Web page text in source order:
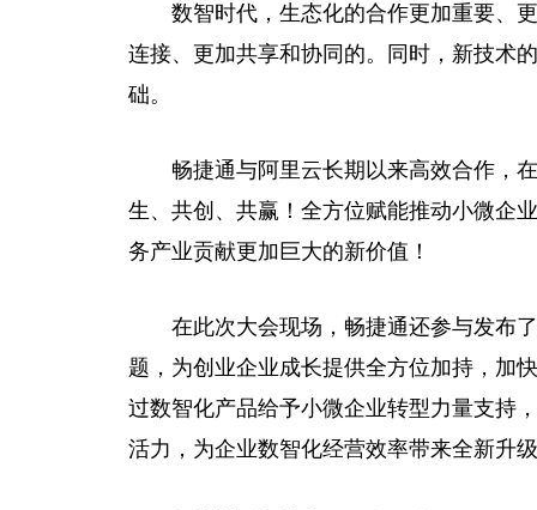
数智时代，生态化的合作更加重要、
连接、更加共享和协同的。同时，新技术
础。
畅捷通与阿里云长期以来高效合作，
生、共创、共赢！全方位赋能推动小微企
务产业贡献更加巨大的新价值！
在此次大会现场，畅捷通还参与发布
题，为创业企业成长提供全方位加持，加
过数智化产品给予小微企业转型力量支持
活力，为企业数智化经营效率带来全新升